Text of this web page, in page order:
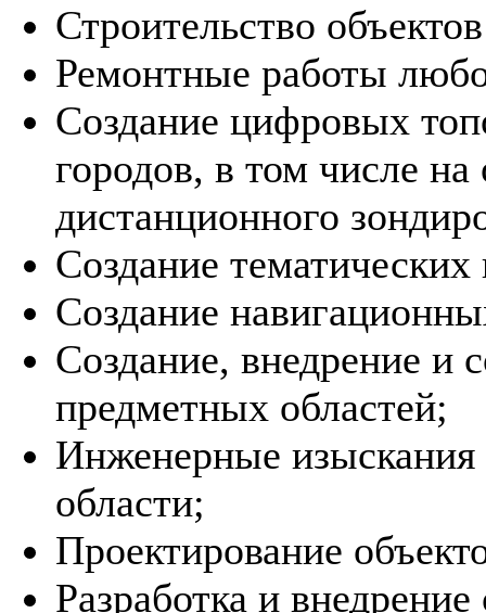
Строительство
Ремонтные работы
Создание цифровых
городов, в том числе
дистанционного
Создание тематических
Создание
Создание, внедрение и
предметных областей;
Инженерные изыскания
области;
Проектирование
Разработка и